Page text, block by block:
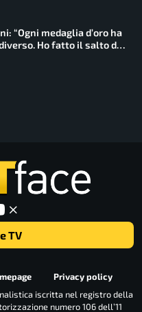
“Ogni medaglia d’oro ha
Ho fatto il salto di
TV
Privacy policy
iscritta nel registro della
numero 106 dell’11